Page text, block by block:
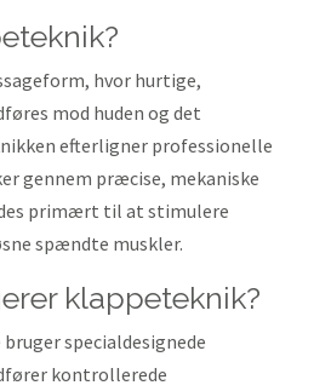
hvor hurtige,
mod huden og det
efterligner professionelle
gennem præcise, mekaniske
primært til at stimulere
spændte muskler.
klappeteknik?
specialdesignede
kontrollerede